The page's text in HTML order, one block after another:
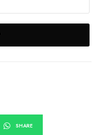
SHARE